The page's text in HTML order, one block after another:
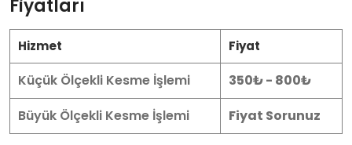
Fiyatları
Hizmet Fiyat
Küçük Ölçekli Kesme İşlemi
350₺ - 800₺
Büyük Ölçekli Kesme İşlemi
Fiyat Sorunuz